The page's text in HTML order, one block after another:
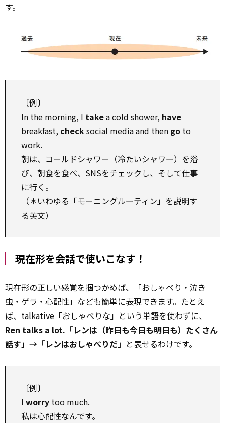
す。
〔例〕
In the morning, I takea cold shower, have
breakfast, checksocial media and then go to
work.
朝は、コールドシャワー（冷たいシャワー）を浴
び、朝食を食べ、SNSをチェックし、そして仕事
に行く。
（＊いわゆる「モーニングルーティン」を説明す
る英文）
現在形を会話で使いこなす！
現在形の正しい感覚を掴つかめば、「おしゃべり・泣き
虫・ゲラ・心配性」なども簡単に表現できます。たとえ
ば、talkative「おしゃべりな」という単語を使わずに、
Ren talks a lot.「レンは（昨日も今日も明日も）たくさん
話す」→「レンはおしゃべりだ」 と表せるわけです。
〔例〕
I worry too much.
私は心配性なんです。